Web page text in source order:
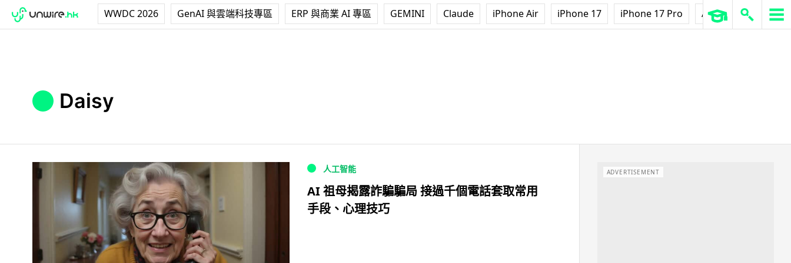
WWDC 2026 GenAI 與雲端科技專區 ERP 與商業 AI 專區 GEMINI Claude iPhone Air iPhone 17 iPhone 17 Pro AirPods Pro 3
Daisy
人工智能
AI 祖母揭露詐騙騙局 接過千個電話套取常用
手段、心理技巧
ADVERTISEMENT